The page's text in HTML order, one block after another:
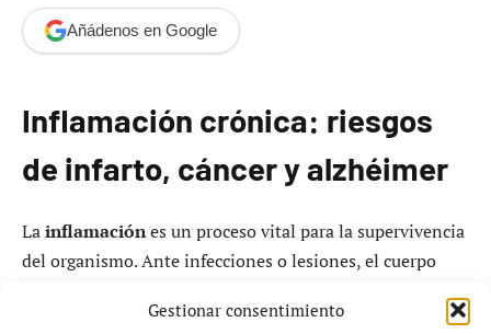
Gestionar consentimiento
Añádenos en Google
Inflamación crónica: riesgos
de infarto, cáncer y alzhéimer
Lainflamaciónes un proceso vital para la supervivencia
del organismo. Ante infecciones o lesiones, el cuerpo
eliminar agentes agresores y reparar tejidos dañados. En